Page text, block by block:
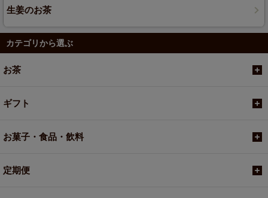
生姜のお茶
カテゴリから選ぶ
お茶
ギフト
お菓子・食品・飲料
定期便